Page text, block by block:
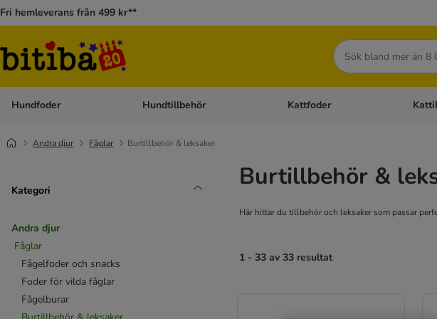
Fri hemleverans från 499 kr**
Sök
Hundfoder Open category menu: Hundfoder
Hundtillbehör Open category menu: Hundtillbehör
Kattfoder Open
Andra djur Fåglar Burtillbehör & leksaker
Kategori
Andra djur
Fåglar
Fågelfoder och snacks
Foder för vilda fåglar
Fågelburar
Burtillbehör &
Här hittar du tillbehör och leksaker som passar
1 - 33 av 33 resultat